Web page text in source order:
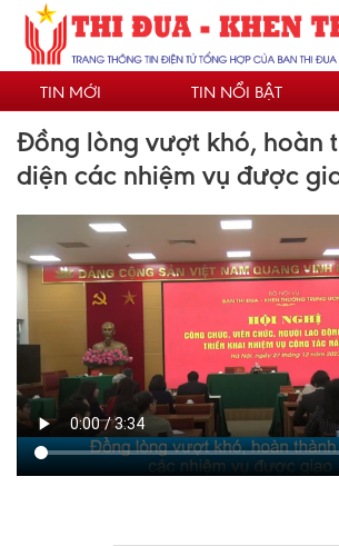
Nhảy
đến
nội
dungTIN MỚI TIN NỔI BẬT
Đồng lòng vượt khó, hoàn
diện các nhiệm vụ được